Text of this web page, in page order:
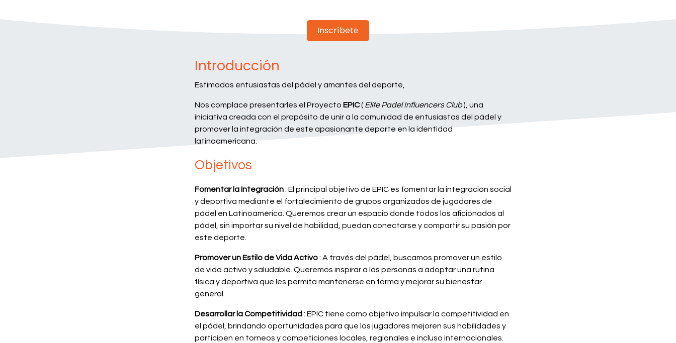
Inscríbete
Introducción
Estimados entusiastas del pádel y amantes del deporte,
Nos complace presentarles el Proyecto EPIC( Elite Padel Influencers Club), una
iniciativa creada con el propósito de unir a la comunidad de entusiastas del pádel y
promover la integración de este apasionante deporte en la identidad
latinoamericana.
Objetivos
Fomentar la Integración: El principal objetivo de EPIC es fomentar la integración social
y deportiva mediante el fortalecimiento de grupos organizados de jugadores de
pádel en Latinoamérica. Queremos crear un espacio donde todos los aficionados al
pádel, sin importar su nivel de habilidad, puedan conectarse y compartir su pasión por
este deporte.
Promover un Estilo de Vida Activo: A través del pádel, buscamos promover un estilo
de vida activo y saludable. Queremos inspirar a las personas a adoptar una rutina
física y deportiva que les permita mantenerse en forma y mejorar su bienestar
general.
Desarrollar la Competitividad : EPIC tiene como objetivo impulsar la competitividad en
el pádel, brindando oportunidades para que los jugadores mejoren sus habilidades y
participen en torneos y competiciones locales, regionales e incluso internacionales.